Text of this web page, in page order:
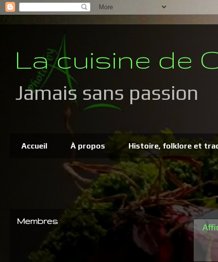
La cuisine de
Jamais sans passion
Accueil À propos Histoire, folklore et
Membres